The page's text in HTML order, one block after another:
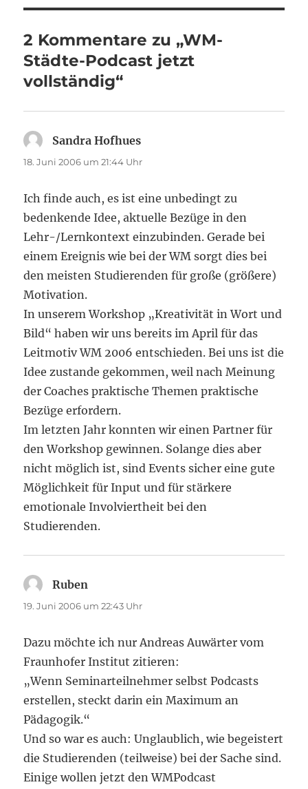
2 Kommentare zu „WM-
Städte-Podcast jetzt
vollständig“
Sandra Hofhues
18. Juni 2006 um 21:44 Uhr
Ich finde auch, es ist eine unbedingt zu
bedenkende Idee, aktuelle Bezüge in den
Lehr-/Lernkontext einzubinden. Gerade bei
einem Ereignis wie bei der WM sorgt dies bei
den meisten Studierenden für große (größere)
Motivation.
In unserem Workshop „Kreativität in Wort und
Bild“ haben wir uns bereits im April für das
Leitmotiv WM 2006 entschieden. Bei uns ist die
Idee zustande gekommen, weil nach Meinung
der Coaches praktische Themen praktische
Bezüge erfordern.
Im letzten Jahr konnten wir einen Partner für
den Workshop gewinnen. Solange dies aber
nicht möglich ist, sind Events sicher eine gute
Möglichkeit für Input und für stärkere
emotionale Involviertheit bei den
Studierenden.
Ruben
19. Juni 2006 um 22:43 Uhr
Dazu möchte ich nur Andreas Auwärter vom
Fraunhofer Institut zitieren:
„Wenn Seminarteilnehmer selbst Podcasts
erstellen, steckt darin ein Maximum an
Pädagogik.“
Und so war es auch: Unglaublich, wie begeistert
die Studierenden (teilweise) bei der Sache sind.
Einige wollen jetzt den WMPodcast